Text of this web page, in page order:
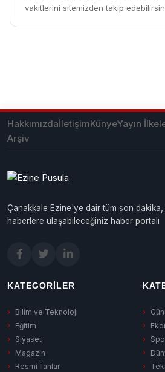
vakitlerini sitemizden takip
HakkımızdaİletişimKünyeYayın
Arşiv
Çanakkale Ezine'ye dair tüm son
haberlere ulaşabileceğiniz haber portalı
KATEGORILER
Bilim ve Teknoloji
Eğitim
Siyaset
Magazin
Resmi İlanlar